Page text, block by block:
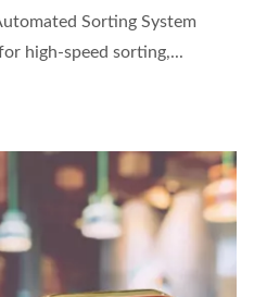
Sorting System
high-speed sorting,...